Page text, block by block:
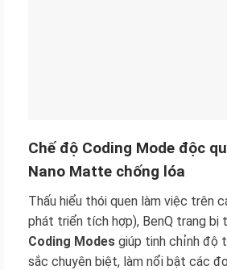
Chế độ Coding Mode độc
Nano Matte chống lóa
Thấu hiểu thói quen làm việc trên
phát triển tích hợp), BenQ trang bị
Coding Modes giúp tinh chỉnh độ
sắc chuyên biệt, làm nổi bật các